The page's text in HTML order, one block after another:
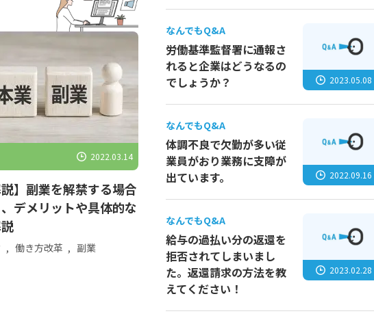
2022.03.14
説】副業を解禁する場合
デメリットや具体的な
, 働き方改革 , 副業
なんでもQ&A
労働基準監督署に通報さ
れると企業はどうなるの
でしょうか？
2023.05.08
なんでもQ&A
体調不良で欠勤が多い従
業員がおり業務に支障が
出ています。
2022.09.16
なんでもQ&A
給与の過払い分の返還を
拒否されてしまいまし
た。返還請求の方法を教
えてください！
2023.02.28